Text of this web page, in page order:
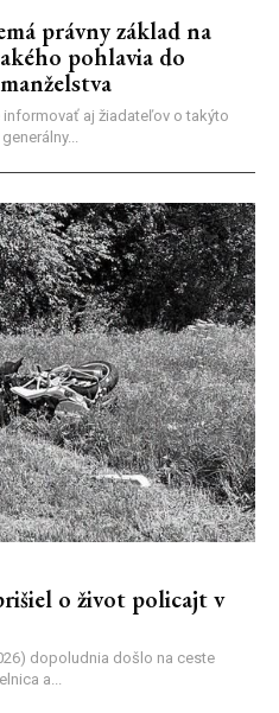
právny základ na
pohlavia do
aj žiadateľov o takýto
o život policajt v
dopoludnia došlo na ceste
a...